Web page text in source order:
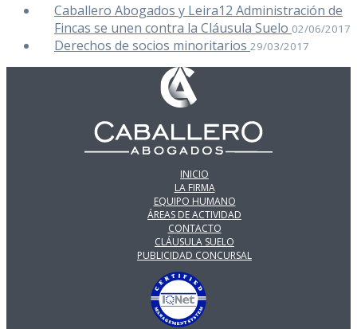
Caballero Abogados y Leira12 Administración de
Fincas se unen contra la Cláusula Suelo 02/06/2017
Derechos de socios minoritarios 29/03/2017
INICIO
LA FIRMA
EQUIPO HUMANO
ÁREAS DE ACTIVIDAD
CONTACTO
CLÁUSULA SUELO
PUBLICIDAD CONCURSAL